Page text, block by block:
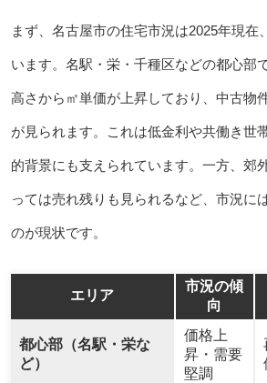
まず、名古屋市の住宅市況は2025年現在
います。名駅・栄・千種区などの都心部
高さから㎡単価が上昇しており、中古物
が見られます。これは低金利や共働き世
的背景にも支えられています。一方、郊
っては売れ残りも見られるなど、市況に
のが現状です。
エリア
市況の傾
向
都心部（名駅・栄な
ど）
価格上
昇・需要
堅調